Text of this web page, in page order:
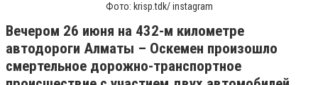
Фото: krisp.tdk/ instagram
Вечером 26 июня на 432-м километре
автодороги Алматы – Оскемен произошло
смертельное дорожно-транспортное